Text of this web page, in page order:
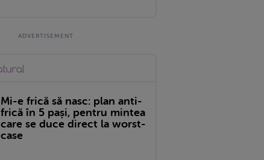
Mi-e frică să nasc: plan anti-
frică în 5 pași, pentru mintea
care se duce direct la worst-
case